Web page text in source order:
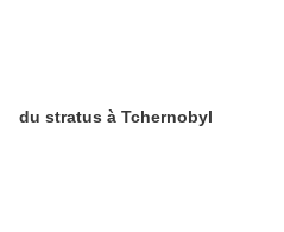
du stratus à Tchernobyl